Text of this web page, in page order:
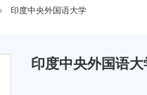
印度中央外国语大学
印度中央外国语大